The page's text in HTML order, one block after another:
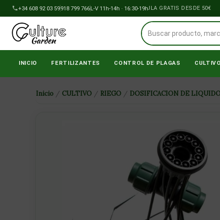
al
contenido
+34 608 92 03 59918 799 766L-V 11h-14h · 16:30-19h
ENVÍOS A PENÍNSULA GRATIS DESDE 50€
INICIO FERTILIZANTES CONTROL DE PLAGAS CULTIVO
Inicio / CULTIVO / RIEGO / DOSIFICACION DE